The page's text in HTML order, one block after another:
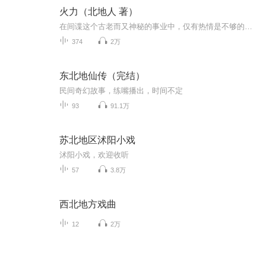
火力（北地人 著）
374 2万
东北地仙传（完结）
民间奇幻故事，练嘴播出，时间不定
93 91.1万
苏北地区沭阳小戏
沭阳小戏，欢迎收听
57 3.8万
西北地方戏曲
12 2万